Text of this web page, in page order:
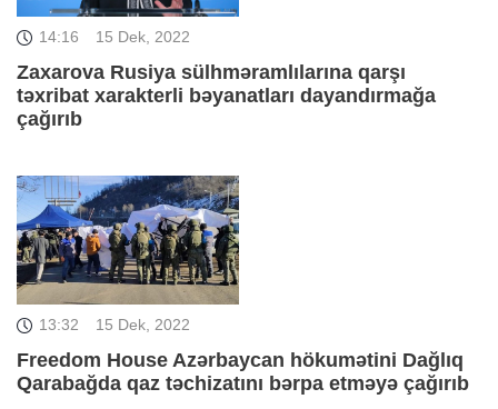
14:16 15 Dek, 2022
Zaxarova Rusiya sülhməramlılarına qarşı
təxribat xarakterli bəyanatları dayandırmağa
çağırıb
13:32 15 Dek, 2022
Freedom House Azərbaycan hökumətini Dağlıq
Qarabağda qaz təchizatını bərpa etməyə çağırıb